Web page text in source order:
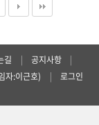
길 | 공지사항
|
자:이근호) |
로그인